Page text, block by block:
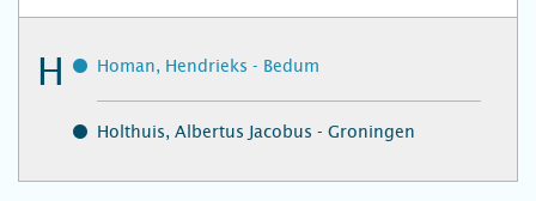
H Homan, Hendrieks - Bedum
Holthuis, Albertus Jacobus - Groningen